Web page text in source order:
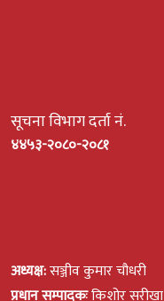
सूचना विभाग दर्ता नं.
४४५३-२०८०-२०८१
अध्यक्ष:सञ्जीव कुमार चौधरी